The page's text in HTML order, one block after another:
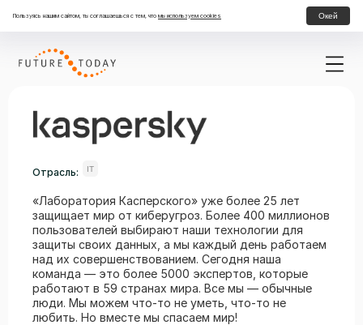
Пользуясь нашим сайтом, ты соглашаешься с тем, что мы используем cookies Окей
Отрасль: IT
«Лаборатория Касперского» уже более 25 лет
защищает мир от киберугроз. Более 400 миллионов
пользователей выбирают наши технологии для
защиты своих данных, а мы каждый день работаем
над их совершенствованием. Сегодня наша
команда — это более 5000 экспертов, которые
работают в 59 странах мира. Все мы — обычные
люди. Мы можем что-то не уметь, что-то не
любить. Но вместе мы спасаем мир!